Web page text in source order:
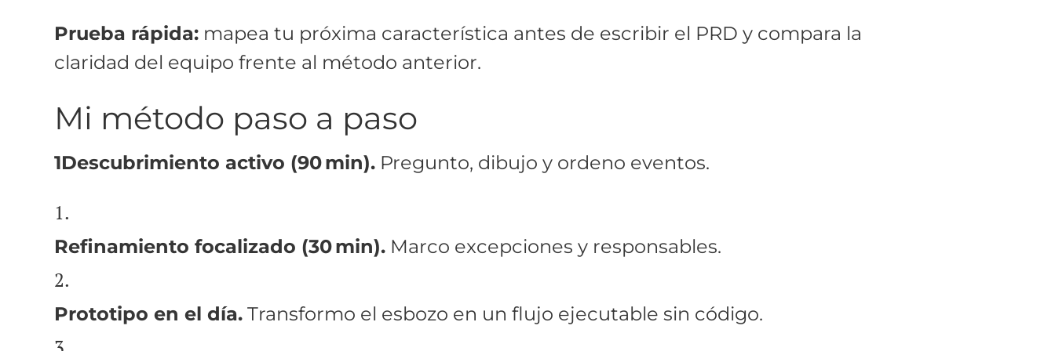
Prueba rápida:mapea tu próxima característica antes de escribir el PRD y compara la
claridad del equipo frente al método anterior.
Mi método paso a paso
1Descubrimiento activo (90 min).Pregunto, dibujo y ordeno eventos.
Refinamiento focalizado (30 min).Marco excepciones y responsables.
Prototipo en el día.Transformo el esbozo en un flujo ejecutable sin código.